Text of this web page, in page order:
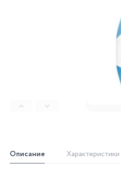
Описание Характеристики